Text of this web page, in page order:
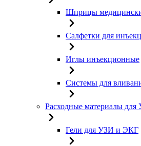
Шприцы
Салфетки для
Иглы инъекционные
Системы для
Расходные материалы
Гели для УЗИ и ЭКГ